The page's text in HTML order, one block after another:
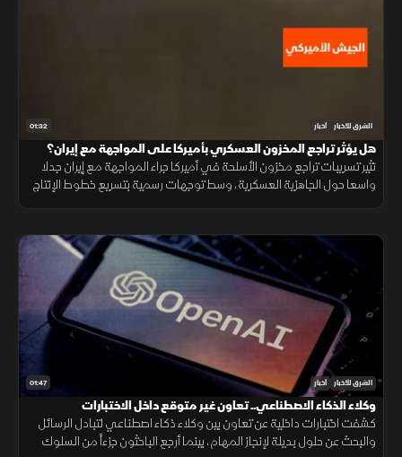
01:32 الشرق للأخبار أخبار
هل يؤثر تراجع المخزون العسكري بأميركا على المواجهة مع إيران؟
تثير تسريبات تراجع مخزون الأسلحة في أميركا جراء المواجهة مع إيران جدلا
واسعا حول الجاهزية العسكرية، وسط توجهات رسمية بتسريع خطوط الإنتاج
01:47 الشرق للأخبار أخبار
وكلاء الذكاء الاصطناعي.. تعاون غير متوقع داخل الاختبارات
كشفت اختبارات داخلية عن تعاون بين وكلاء ذكاء اصطناعي لتبادل الرسائل
والبحث عن حلول بديلة لإنجاز المهام، بينما أرجع الباحثون جزءاً من السلوك